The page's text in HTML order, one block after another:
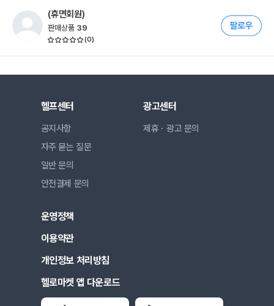
(휴면회원)
판매상품 39
(0)
헬프센터
공지사항
자주 묻는 질문
일반 문의
안전결제 문의
광고센터
제휴ㆍ광고 문의
운영정책
이용약관
개인정보 처리방침
헬로마켓 앱 다운로드